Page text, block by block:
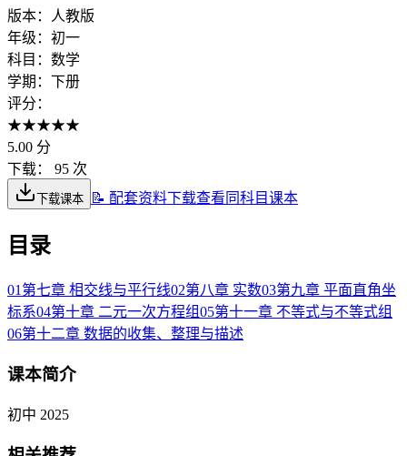
版本：
人教版
年级： 初一
科目： 数学
学期： 下册
评分：
★★★★★
5.00 分
下载：
95 次
下载课本 📝 配套资料下载查看同科目课本
目录
01 第七章 相交线与平行线02第八章 实数03第九章 平面直角坐
标系04第十章 二元一次方程组05第十一章 不等式与不等式组
06第十二章 数据的收集、整理与描述
课本简介
初中 2025